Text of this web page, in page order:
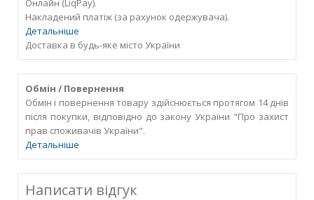
Накладений платіж (за рахунок одержувача).
Детальніше
Доставка в будь-яке місто України
Обмін / Повернення
Обмін і повернення товару здійснюється протягом 14 днів
після покупки, відповідно до закону України "Про захист
прав споживачів України".
Детальніше
Написати відгук